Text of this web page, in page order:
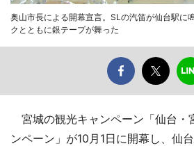
奥山市長による開幕宣言。SLの汽笛が仙台駅に
クとともに銀テープが舞った
宮城の観光キャンペーン「仙台・
ンペーン」が10月1日に開幕し、仙